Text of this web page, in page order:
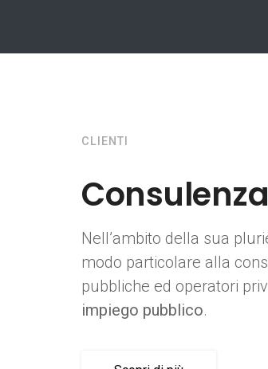
CLIENTI
Nell’ambito della sua
modo particolare alla
pubbliche ed operatori
impiego pubblico.